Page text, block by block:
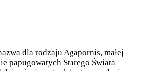
dla rodzaju Agapornis, małej
papugowatych Starego Świata